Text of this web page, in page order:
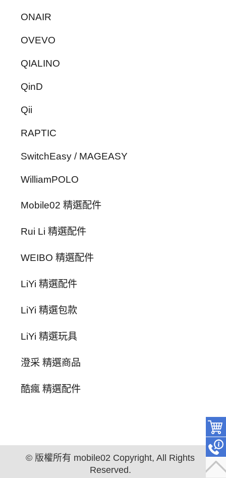
ONAIR
OVEVO
QIALINO
QinD
Qii
RAPTIC
SwitchEasy / MAGEASY
WilliamPOLO
Mobile02 精選配件
Rui Li 精選配件
WEIBO 精選配件
LiYi 精選配件
LiYi 精選包款
LiYi 精選玩具
澄采 精選商品
酷瘋 精選配件
© 版權所有 mobile02 Copyright, All Rights
Reserved.